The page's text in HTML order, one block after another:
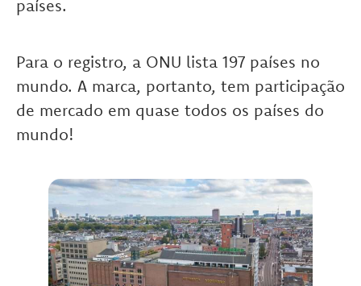
países.
Para o registro, a ONU lista 197 países no
mundo. A marca, portanto, tem participação
de mercado em quase todos os países do
mundo!